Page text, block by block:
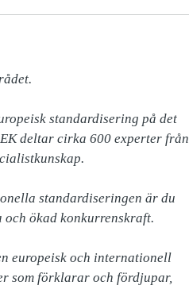
standardisering på det
deltar cirka 600 experter från
standardiseringen är du
ökad konkurrenskraft.
europeisk och internationell
som förklarar och fördjupar,